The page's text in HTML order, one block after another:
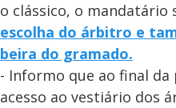
o clássico, o mandatário
escolha do árbitro e
beira do gramado.
- Informo que ao final
acesso ao vestiário dos